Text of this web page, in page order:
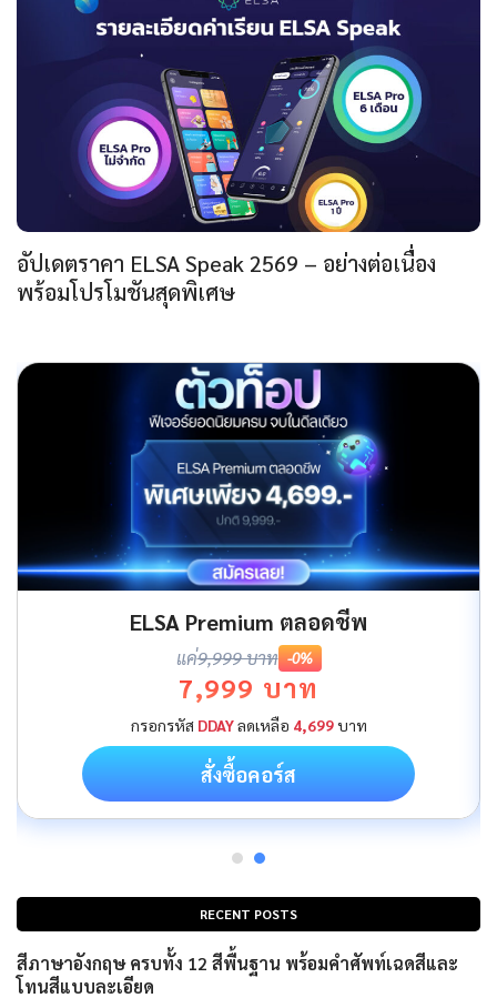
อัปเดตราคา ELSA Speak 2569 – อย่างต่อเนื่อง
พร้อมโปรโมชันสุดพิเศษ
RECENT POSTS
สีภาษาอังกฤษ ครบทั้ง 12 สีพื้นฐาน พร้อมคำศัพท์เฉดสีและ
โทนสีแบบละเอียด
ELSA Premium ตลอดชีพ
แค่9,999 บาท -0%
7,999 บาท
กรอกรหัส DDAYลดเหลือ 4,699บาท
สั่งซื้อคอร์ส